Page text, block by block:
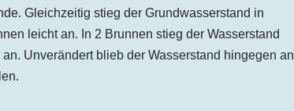
Gleichzeitig stieg der Grundwasserstand in
leicht an. In 2 Brunnen stieg der Wasserstand
an. Unverändert blieb der Wasserstand hingegen an